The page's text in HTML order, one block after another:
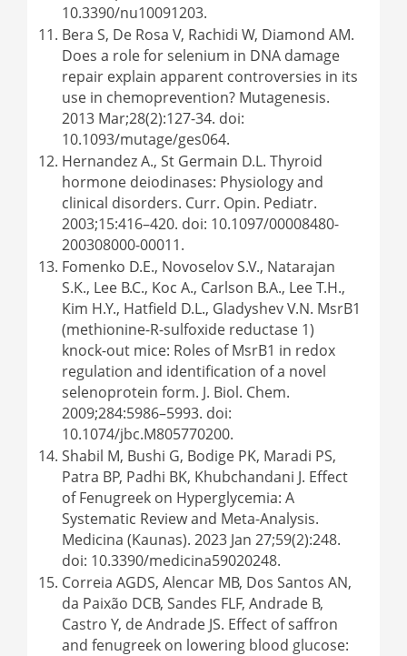
10.3390/nu10091203.
Bera S, De Rosa V, Rachidi W, Diamond AM.
Does a role for selenium in DNA damage
repair explain apparent controversies in its
use in chemoprevention? Mutagenesis.
2013 Mar;28(2):127-34. doi:
10.1093/mutage/ges064.
Hernandez A., St Germain D.L. Thyroid
hormone deiodinases: Physiology and
clinical disorders. Curr. Opin. Pediatr.
2003;15:416–420. doi: 10.1097/00008480-
200308000-00011.
Fomenko D.E., Novoselov S.V., Natarajan
S.K., Lee B.C., Koc A., Carlson B.A., Lee T.H.,
Kim H.Y., Hatfield D.L., Gladyshev V.N. MsrB1
(methionine-R-sulfoxide reductase 1)
knock-out mice: Roles of MsrB1 in redox
regulation and identification of a novel
selenoprotein form. J. Biol. Chem.
2009;284:5986–5993. doi:
10.1074/jbc.M805770200.
Shabil M, Bushi G, Bodige PK, Maradi PS,
Patra BP, Padhi BK, Khubchandani J. Effect
of Fenugreek on Hyperglycemia: A
Systematic Review and Meta-Analysis.
Medicina (Kaunas). 2023 Jan 27;59(2):248.
doi: 10.3390/medicina59020248.
Correia AGDS, Alencar MB, Dos Santos AN,
da Paixão DCB, Sandes FLF, Andrade B,
Castro Y, de Andrade JS. Effect of saffron
and fenugreek on lowering blood glucose: